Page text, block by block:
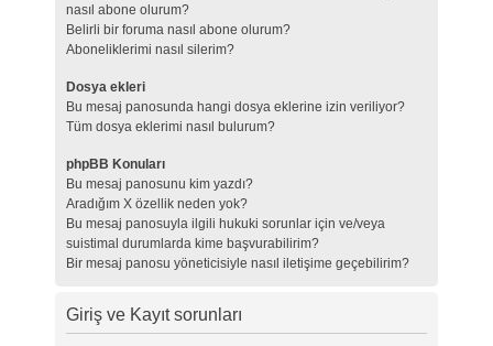
nasıl abone olurum?
Belirli bir foruma nasıl abone olurum?
Aboneliklerimi nasıl silerim?
Dosya ekleri
Bu mesaj panosunda hangi dosya eklerine izin veriliyor?
Tüm dosya eklerimi nasıl bulurum?
phpBB Konuları
Bu mesaj panosunu kim yazdı?
Aradığım X özellik neden yok?
Bu mesaj panosuyla ilgili hukuki sorunlar için ve/veya
suistimal durumlarda kime başvurabilirim?
Bir mesaj panosu yöneticisiyle nasıl iletişime geçebilirim?
Giriş ve Kayıt sorunları